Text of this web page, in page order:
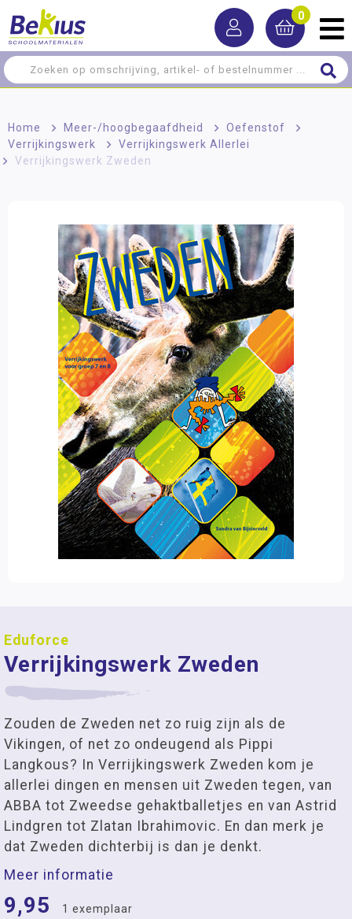
0
Home > Meer-/hoog­begaafdheid > Oefenstof
>
Verrijkingswerk
> Verrijkingswerk Allerlei
Verrijkingswerk Zweden
Eduforce
Verrijkingswerk Zweden
Zouden de Zweden net zo ruig zijn als de
Vikingen, of net zo ondeugend als Pippi
Langkous? In Verrijkingswerk Zweden kom je
allerlei dingen en mensen uit Zweden tegen, van
ABBA tot Zweedse gehaktballetjes en van Astrid
Lindgren tot Zlatan Ibrahimovic. En dan merk je
dat Zweden dichterbij is dan je denkt.
Meer informatie
9,95 1 exemplaar